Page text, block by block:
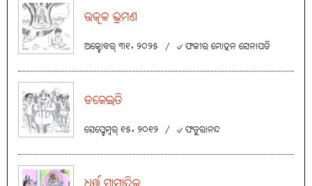
ଉତ୍କଳ ଭ୍ରମଣ
ଅକ୍ଟୋବର୍ ୩୧, ୨୦୨୫ / ୰ ଫକୀର ମୋହନ ସେନାପତି
ଡକେଇତି
ସେପ୍ଟେମ୍ବର୍ ୧୫, ୨୦୧୨ / ୰ ଫତୁରାନନ୍ଦ